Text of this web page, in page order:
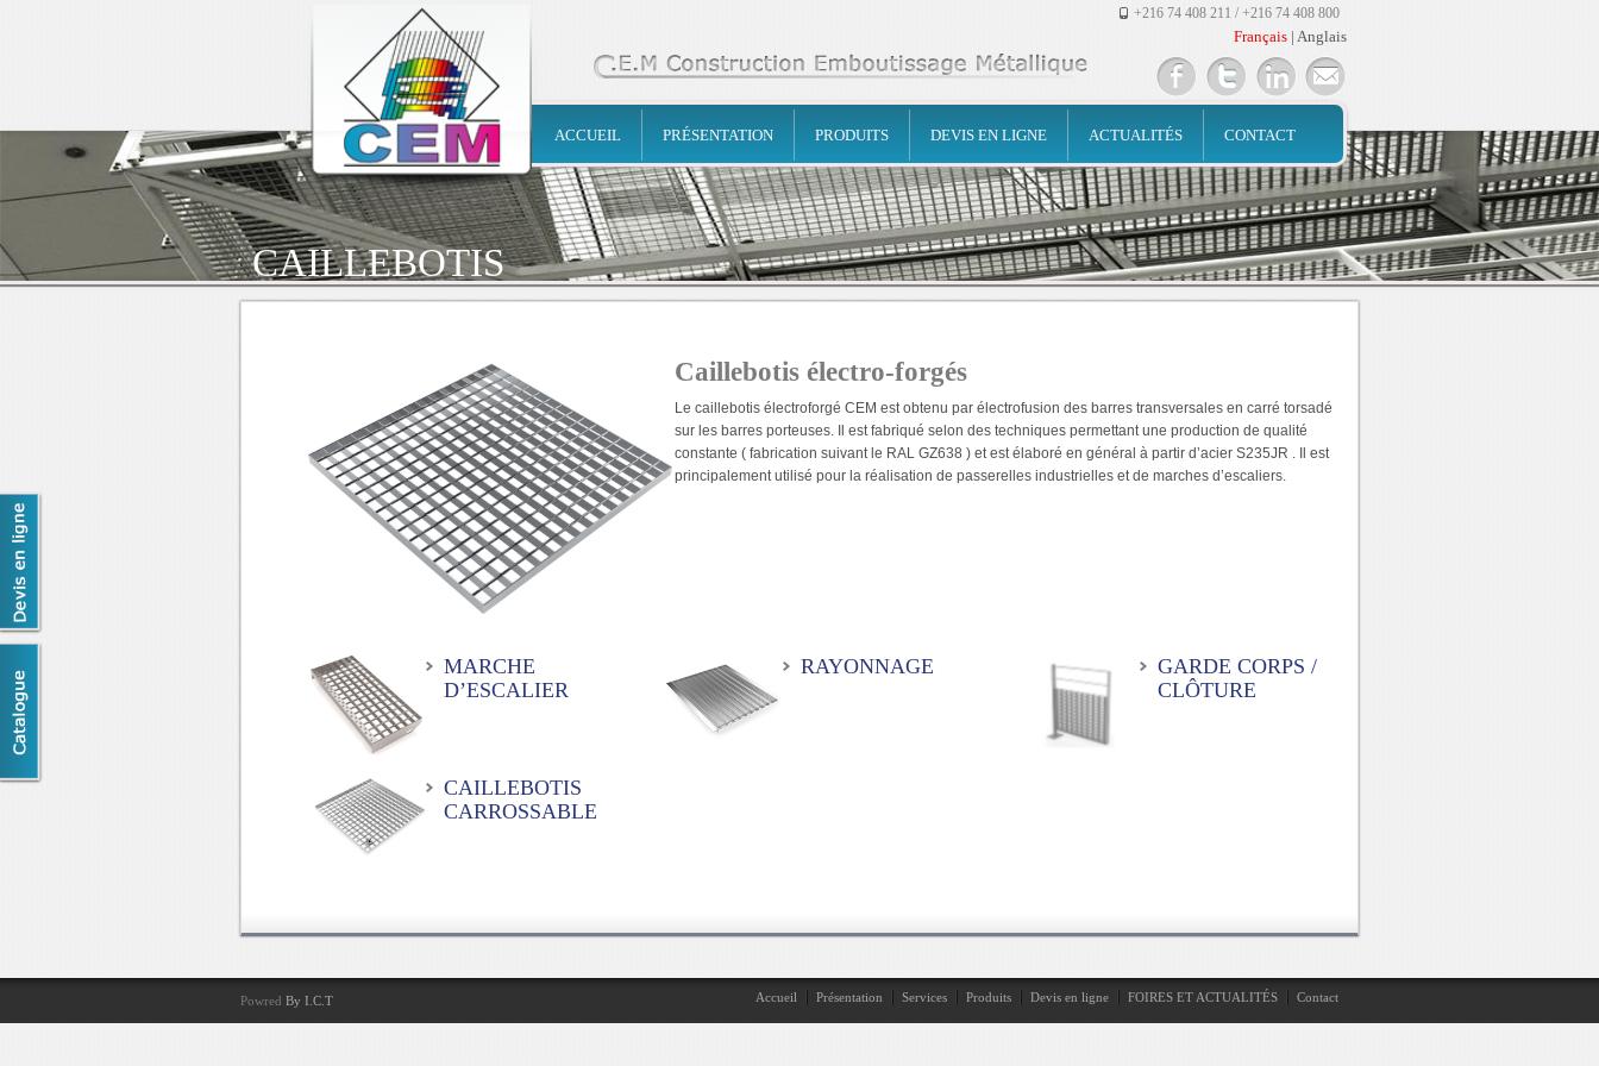
+216 74 408 211 / +216 74 408 800
Français | Anglais
ACCUEIL PRÉSENTATION PRODUITS DEVIS EN LIGNE ACTUALITÉS CONTACT
CAILLEBOTIS
Caillebotis électro-forgés
Le caillebotis électroforgé CEM est obtenu par électrofusion des barres transversales en carré torsadé
sur les barres porteuses. Il est fabriqué selon des techniques permettant une production de qualité
constante ( fabrication suivant le RAL GZ638 ) et est élaboré en général à partir d’acier S235JR . Il est
principalement utilisé pour la réalisation de passerelles industrielles et de marches d’escaliers.
MARCHE
D’ESCALIER
RAYONNAGE
GARDE CORPS /
CLÔTURE
CAILLEBOTIS
CARROSSABLE
Powred By I.C.T Accueil Présentation Services Produits Devis en ligne FOIRES ET ACTUALITÉS Contact